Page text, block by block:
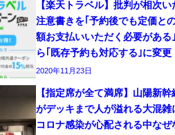
【楽天トラベル】批判が相次い
注意書きを｢予約後でも定価と
額お支払いいただく必要がある
ら｢既存予約も対応する｣に変更
2020年11月23日
【指定席が全て満席】山陽新幹
がデッキまで人が溢れる大混雑
コロナ感染が心配される中なぜ